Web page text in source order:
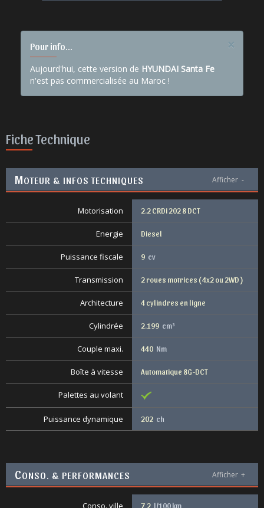
×
Pour info...
Aujourd'hui, cette version de HYUNDAI Santa Fe
n'est pas commercialisée au Maroc !
Fiche Technique
MOTEUR & INFOS TECHNIQUES Afficher -
Motorisation 2.2 CRDi 202 8 DCT
Energie Diesel
Puissance fiscale 9 cv
Transmission 2 roues motrices ( 4x2 ou 2WD )
Architecture 4 cylindres en ligne
Cylindrée 2.199 cm³
Couple maxi. 440 Nm
Boîte à vitesse Automatique 8G-DCT
Palettes au volant
Puissance dynamique 202 ch
CONSO. & PERFORMANCES Afficher +
Conso. ville 7,2 l/100 km